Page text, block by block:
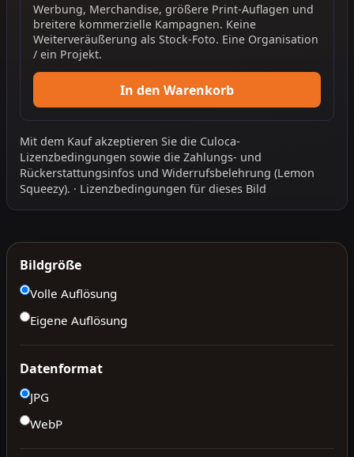
Werbung, Merchandise, größere Print-Auflagen und
breitere kommerzielle Kampagnen. Keine
Weiterveräußerung als Stock-Foto. Eine Organisation
/ ein Projekt.
In den Warenkorb
Mit dem Kauf akzeptieren Sie die Culoca-
Lizenzbedingungen sowie die Zahlungs- und
Rückerstattungsinfos und Widerrufsbelehrung (Lemon
Squeezy). · Lizenzbedingungen für dieses Bild
Bildgröße
Volle Auflösung
Eigene Auflösung
Datenformat
JPG
WebP